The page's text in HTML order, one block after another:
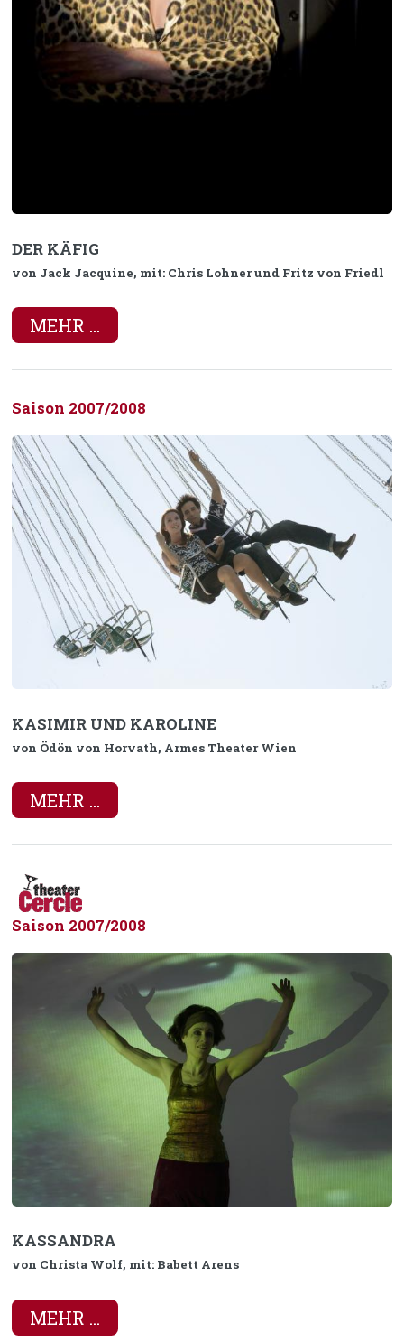
DER KÄFIG
von Jack Jacquine, mit: Chris Lohner und Fritz von Friedl
MEHR ...
Saison 2007/2008
KASIMIR UND KAROLINE
von Ödön von Horvath, Armes Theater Wien
MEHR ...
Saison 2007/2008
KASSANDRA
von Christa Wolf, mit: Babett Arens
MEHR ...